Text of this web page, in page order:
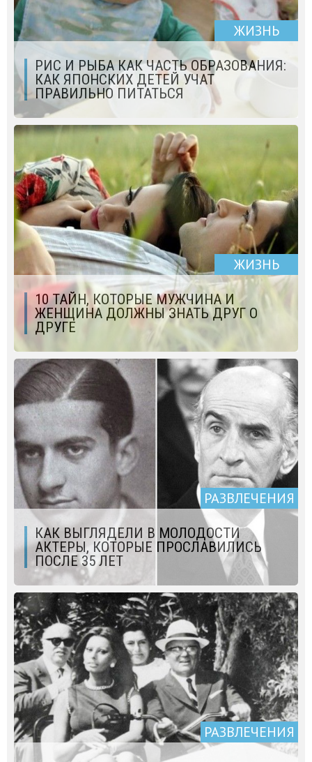
ЖИЗНЬ
РИС И РЫБА КАК ЧАСТЬ ОБРАЗОВАНИЯ:
КАК ЯПОНСКИХ ДЕТЕЙ УЧАТ
ПРАВИЛЬНО ПИТАТЬСЯ
ЖИЗНЬ
10 ТАЙН, КОТОРЫЕ МУЖЧИНА И
ЖЕНЩИНА ДОЛЖНЫ ЗНАТЬ ДРУГ О
ДРУГЕ
РАЗВЛЕЧЕНИЯ
КАК ВЫГЛЯДЕЛИ В МОЛОДОСТИ
АКТЕРЫ, КОТОРЫЕ ПРОСЛАВИЛИСЬ
ПОСЛЕ 35 ЛЕТ
РАЗВЛЕЧЕНИЯ